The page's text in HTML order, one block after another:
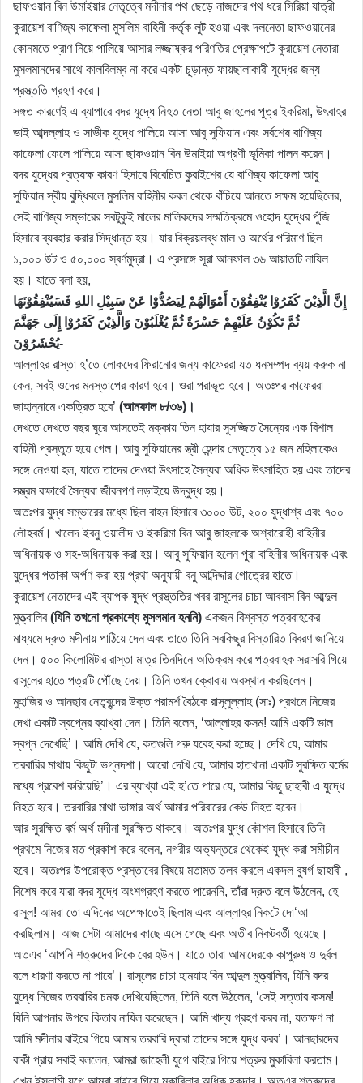
ছাফওয়ান বিন উমাইয়ার নেতৃত্বে মদীনার পথ ছেড়ে নাজদের পথ ধরে সিরিয়া যাত্রী
কুরায়েশ বাণিজ্য কাফেলা মুসলিম বাহিনী কর্তৃক লুট হওয়া এবং দলনেতা ছাফওয়ানের
কোনমতে প্রাণ নিয়ে পালিয়ে আসার লজ্জাষ্কর পরিণতির প্রেক্ষাপটে কুরায়েশ নেতারা
মুসলমানদের সাথে কালবিলম্ব না করে একটা চূড়ান্ত ফায়ছালাকারী যুদ্ধের জন্য
প্রস্ত্ততি গ্রহণ করে।
সঙ্গত কারণেই এ ব্যাপারে বদর যুদ্ধে নিহত নেতা আবু জাহলের পুত্র ইকরিমা, উৎবাহর
ভাই আব্দল্লাহ ও সাভীক যুদ্ধে পালিয়ে আসা আবু সুফিয়ান এবং সর্বশেষ বাণিজ্য
কাফেলা ফেলে পালিয়ে আসা ছাফওয়ান বিন উমাইয়া অগ্রণী ভূমিকা পালন করেন।
বদর যুদ্ধের প্রত্যক্ষ কারণ হিসাবে বিবেচিত কুরাইশের যে বাণিজ্য কাফেলা আবু
সুফিয়ান স্বীয় বুদ্ধিবলে মুসলিম বাহিনীর কবল থেকে বাঁচিয়ে আনতে সক্ষম হয়েছিলের,
সেই বাণিজ্য সম্ভারের সবটুকুই মালের মালিকদের সম্মতিক্রমে ওহোদ যুদ্ধের পুঁজি
হিসাবে ব্যবহার করার সিদ্ধান্ত হয়। যার বিক্রয়লব্ধ মাল ও অর্থের পরিমাণ ছিল
১,০০০ উট ও ৫০,০০০ স্বর্ণমুদ্রা। এ প্রসঙ্গে সূরা আনফাল ৩৬ আয়াতটি নাযিল
হয়। যাতে বলা হয়,
إِنَّ الَّذِيْنَ كَفَرُوْا يُنْفِقُوْنَ أَمْوَالَهُمْ لِيَصُدُّوْا عَنْ سَبِيْلِ اللهِ فَسَيُنْفِقُوْنَهَا
ثُمَّ تَكُوْنُ عَلَيْهِمْ حَسْرَةً ثُمَّ يُغْلَبُوْنَ وَالَّذِيْنَ كَفَرُوْا إِلَى جَهَنَّمَ
يُحْشَرُوْنَ-
আল্লাহর রাস্তা হ’তে লোকদের ফিরানোর জন্য কাফেররা যত ধনসম্পদ ব্যয় করুক না
কেন, সবই ওদের মনস্তাপের কারণ হবে। ওরা পরাভূত হবে। অতঃপর কাফেররা
জাহান্নামে একত্রিত হবে’ (আনফাল ৮/৩৬)।
দেখতে দেখতে বছর ঘুরে আসতেই মক্কায় তিন হাযার সুসজ্জিত সৈন্যের এক বিশাল
বাহিনী প্রস্তুত হয়ে গেল। আবু সুফিয়ানের স্ত্রী হেন্দার নেতৃত্বে ১৫ জন মহিলাকেও
সঙ্গে নেওয়া হল, যাতে তাদের দেওয়া উৎসাহে সৈন্যরা অধিক উৎসাহিত হয় এবং তাদের
সম্ভ্রম রক্ষার্থে সৈন্যরা জীবনপণ লড়াইয়ে উদ্বুদ্ধ হয়।
অতঃপর যুদ্ধ সম্ভারের মধ্যে ছিল বাহন হিসাবে ৩০০০ উট, ২০০ যুদ্ধাশ্ব এবং ৭০০
লৌহবর্ম। খালেদ ইবনু ওয়ালীদ ও ইকরিমা বিন আবু জাহলকে অশ্বারোহী বাহিনীর
অধিনায়ক ও সহ-অধিনায়ক করা হয়। আবু সুফিয়ান হলেন পুরা বাহিনীর অধিনায়ক এবং
যুদ্ধের পতাকা অর্পণ করা হয় প্রথা অনুযায়ী বনু আব্দিদ্দার গোত্রের হাতে।
কুরায়েশ নেতাদের এই ব্যাপক যুদ্ধ প্রস্ত্ততির খবর রাসূলের চাচা আববাস বিন আব্দুল
মুত্ত্বালিব(যিনি তখনো প্রকাশ্যে মুসলমান হননি) একজন বিশ্বস্ত পত্রবাহকের
মাধ্যমে দ্রুত মদীনায় পাঠিয়ে দেন এবং তাতে তিনি সবকিছুর বিস্তারিত বিবরণ জানিয়ে
দেন। ৫০০ কিলোমিটার রাস্তা মাত্র তিনদিনে অতিক্রম করে পত্রবাহক সরাসরি গিয়ে
রাসূলের হাতে পত্রটি পৌঁছে দেয়। তিনি তখন ক্বোবায় অবস্থান করছিলেন।
মুহাজির ও আনছার নেতৃবৃন্দের উক্ত পরামর্শ বৈঠকে রাসূলুল্লাহ (সাঃ) প্রথমে নিজের
দেখা একটি স্বপ্নের ব্যাখ্যা দেন। তিনি বলেন, ‘আল্লাহর কসম! আমি একটি ভাল
স্বপ্ন দেখেছি’। আমি দেখি যে, কতগুলি গরু যবেহ করা হচ্ছে। দেখি যে, আমার
তরবারির মাথায় কিছুটা ভগ্নদশা। আরো দেখি যে, আমার হাতখানা একটি সুরক্ষিত বর্মের
মধ্যে প্রবেশ করিয়েছি’। এর ব্যাখ্যা এই হ’তে পারে যে, আমার কিছু ছাহাবী এ যুদ্ধে
নিহত হবে। তরবারির মাথা ভাঙ্গার অর্থ আমার পরিবারের কেউ নিহত হবেন।
আর সুরক্ষিত বর্ম অর্থ মদীনা সুরক্ষিত থাকবে। অতঃপর যুদ্ধ কৌশল হিসাবে তিনি
প্রথমে নিজের মত প্রকাশ করে বলেন, নগরীর অভ্যন্তরে থেকেই যুদ্ধ করা সমীচীন
হবে। অতঃপর উপরোক্ত প্রস্তাবের বিষয়ে মতামত তলব করলে একদল বুযর্গ ছাহাবী ,
বিশেষ করে যারা বদর যুদ্ধে অংশগ্রহণ করতে পারেননি, তাঁরা দ্রুত বলে উঠলেন, হে
রাসূল! আমরা তো এদিনের অপেক্ষাতেই ছিলাম এবং আল্লাহর নিকটে দো‘আ
করছিলাম। আজ সেটা আমাদের কাছে এসে গেছে এবং অতীব নিকটবর্তী হয়েছে।
অতএব ‘আপনি শত্রুদের দিকে বের হউন। যাতে তারা আমাদেরকে কাপুরুষ ও দুর্বল
বলে ধারণা করতে না পারে’। রাসূলের চাচা হামযাহ বিন আব্দুল মুত্ত্বালিব, যিনি বদর
যুদ্ধে নিজের তরবারির চমক দেখিয়েছিলেন, তিনি বলে উঠলেন, ‘সেই সত্তার কসম!
যিনি আপনার উপরে কিতাব নাযিল করেছেন। আমি খাদ্য গ্রহণ করব না, যতক্ষণ না
আমি মদীনার বাইরে গিয়ে আমার তরবারি দ্বারা তাদের সঙ্গে যুদ্ধ করব’। আনছারদের
বাকী প্রায় সবাই বললেন, আমরা জাহেলী যুগে বাইরে গিয়ে শত্রুর মুকাবিলা করতাম।